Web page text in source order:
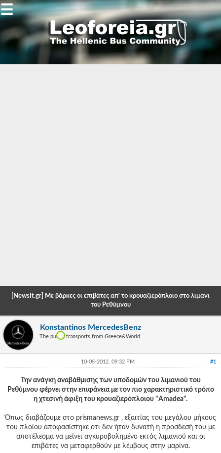
Gallery
-
-
-
-
-
☰
[NewsIt.gr] Με βάρκες οι επιβάτες απ' το κρουαζιερόπλοιο στο λιμάνι
του Ρεθύμνου
Konstantinos MercedesBenz
The public transports from Greece&World.
#1
10-05-2012, 09:32 PM
Την ανάγκη αναβάθμισης των υποδομών του λιμανιού του
Ρεθύμνου φέρνει στην επιφάνεια με τον πιο χαρακτηριστικό τρόπο
η χτεσινή άφιξη του κρουαζιερόπλοιου "Amadea".
Όπως διαβάζουμε στο prismanews.gr , εξαιτίας του μεγάλου μήκους
του πλοίου αποφασίστηκε οτι δεν ήταν δυνατή η προσδεσή του με
αποτέλεσμα να μείνει αγκυροβολημένο εκτός λιμανιού και οι
επιβάτες να μεταφερθούν με λέμβους στην μαρίνα.